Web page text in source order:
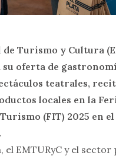
Turismo y Cultura
oferta de
teatrales,
locales en la
(FIT) 2025 en
el EMTURyC y el sector